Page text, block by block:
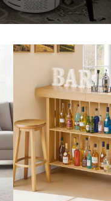
Cantinette vino bar